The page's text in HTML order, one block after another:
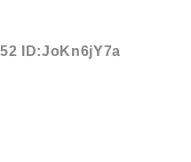
ID:JoKn6jY7a